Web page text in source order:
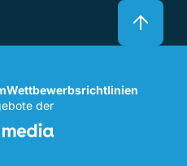
Wettbewerbsrichtlinien
der